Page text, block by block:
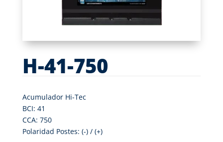
H-41-750
Acumulador Hi-Tec
BCI: 41
CCA: 750
Polaridad Postes: (-) / (+)